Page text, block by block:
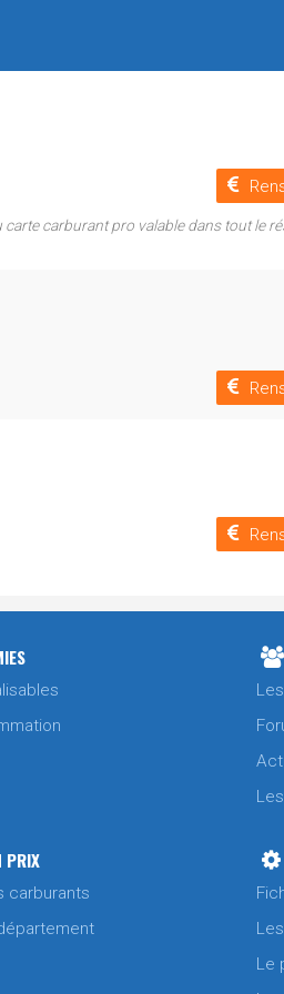
carburant pro valable dans tout le
PRIX
carburants
Le